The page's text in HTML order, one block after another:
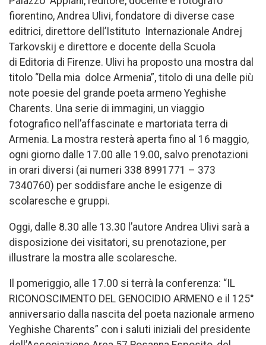
fiorentino, Andrea Ulivi, fondatore di diverse case
editrici, direttore dell’Istituto Internazionale Andrej
Tarkovskij e direttore e docente della Scuola
di Editoria di Firenze. Ulivi ha proposto una mostra dal
titolo “Della mia dolce Armenia”, titolo di una delle più
note poesie del grande poeta armeno Yeghishe
Charents. Una serie di immagini, un viaggio
fotografico nell’affascinate e martoriata terra di
Armenia. La mostra resterà aperta fino al 16 maggio,
ogni giorno dalle 17.00 alle 19.00, salvo prenotazioni
in orari diversi (ai numeri 338 8991771 – 373
7340760) per soddisfare anche le esigenze di
scolaresche e gruppi.
Oggi, dalle 8.30 alle 13.30 l’autore Andrea Ulivi sarà a
disposizione dei visitatori, su prenotazione, per
illustrare la mostra alle scolaresche.
Il pomeriggio, alle 17.00 si terrà la conferenza: “IL
RICONOSCIMENTO DEL GENOCIDIO ARMENO e il 125°
anniversario dalla nascita del poeta nazionale armeno
Yeghishe Charents” con i saluti iniziali del presidente